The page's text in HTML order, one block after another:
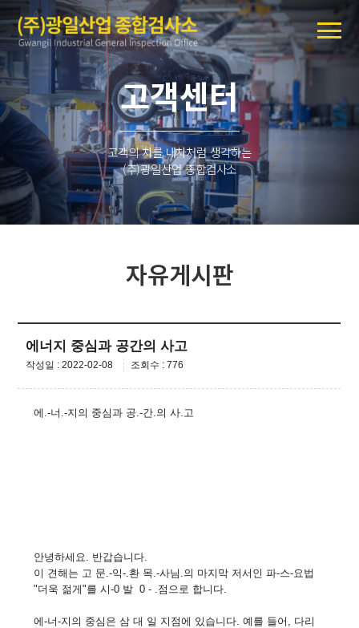
고객센터
고객의 차를 내차처럼 생각하는
(주)광일산업 종합검사소
자유게시판
에너지 중심과 공간의 사고
작성일 : 2022-02-08 조회수 : 776
에.-너.-지의 중심과 공.-간.의 사.고
안녕하세요. 반갑습니다.
이 견해는 고 문.-익-.환 목.-사님.의 마지막 저서인 파-스-요법
"더욱 젊게"를 시-0 발 0 - .점으로 합니다.
에-너-지의 중심은 삼 대 일 지점에 있습니다. 예를 들어, 다리